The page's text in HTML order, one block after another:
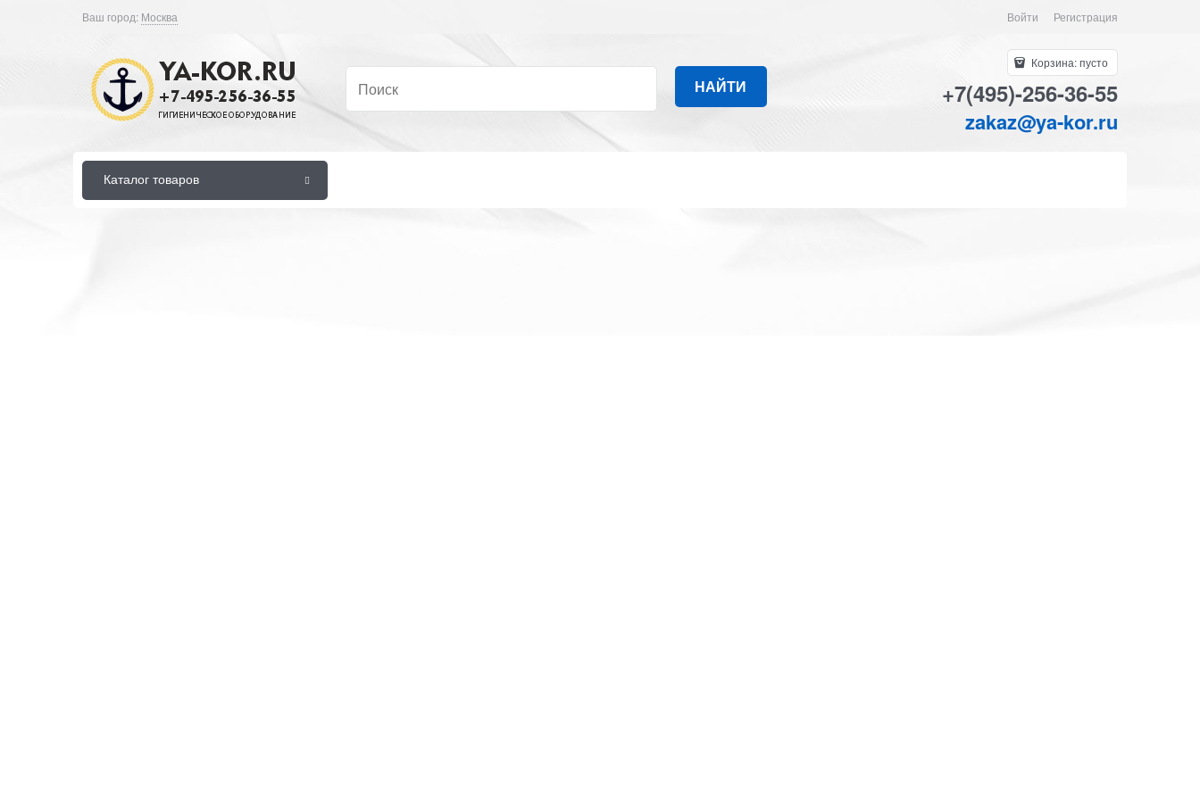
Ваш город: Москва Войти Регистрация
НАЙТИ
Корзина:пусто
+7(495)-256-36-55
zakaz@ya-kor.ru
Каталог товаров